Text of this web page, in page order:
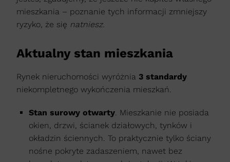
mieszkania – poznanie tych informacji zmniejszy
ryzyko, że się natniesz.
Aktualny stan mieszkania
Rynek nieruchomości wyróżnia 3 standardy
niekompletnego wykończenia mieszkań.
Stan surowy otwarty. Mieszkanie nie posiada
okien, drzwi, ścianek działowych, tynków i
okładzin ściennych. To praktycznie tylko ściany
nośne pokryte zadaszeniem, nawet bez